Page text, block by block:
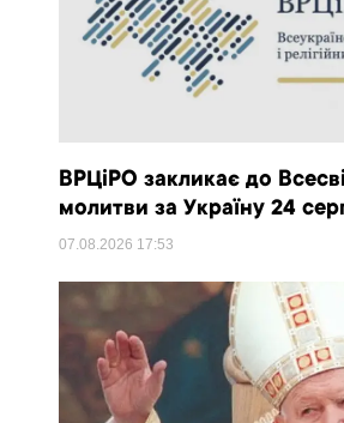
ВРЦіРО закликає до
молитви за Україну 24
07.08.2026 17:53